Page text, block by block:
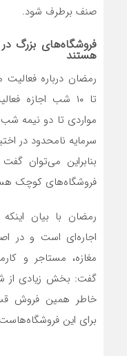
صنف برطرف شود.
فروشگاه‌های بزرگ
هستند
رمضان درباره فعالیت
تا ۱۰ شب اجازه فعالیت دارند، اما
مواردی تا دو نیمه
سرمایه نامحدود در
بنابراین می‌توان
فروشگاه‌های کوچک
اجاره‌ای است و در
مغازه، مستاجر و
گفت: بخش زیادی از
خاطر همین فروش
برای این